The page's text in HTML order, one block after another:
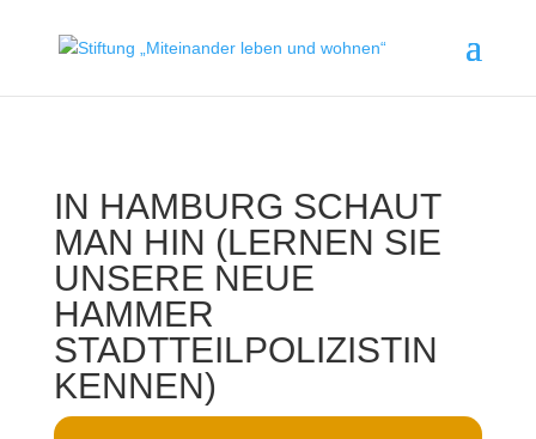
IN HAMBURG SCHAUT
MAN HIN (LERNEN SIE
UNSERE NEUE
HAMMER
STADTTEILPOLIZISTIN
KENNEN)